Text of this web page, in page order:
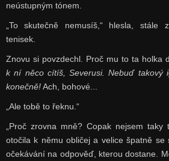
neústupným tónem.
„To skutečně nemusíš,“ hlesla, stále
tenisek.
Znovu si povzdechl. Proč mu to ta holka
k ní něco cítíš, Severusi. Nebuď takový
konečně!Ach, bohové...
„Ale tobě to řeknu.“
„Proč zrovna mně? Copak nejsem taky
otočila k němu obličej a velice špatně se
očekávání na odpověď, kterou dostane.